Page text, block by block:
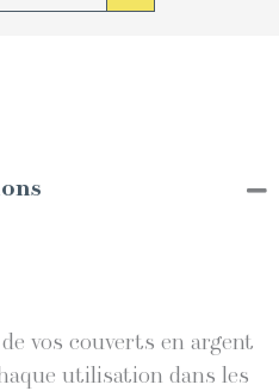
vos couverts en argent
utilisation dans les